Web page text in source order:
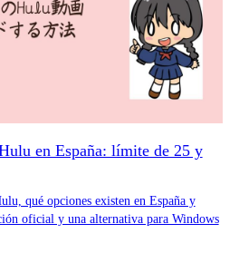
en España: límite de 25 y
qué opciones existen en España y
oficial y una alternativa para Windows